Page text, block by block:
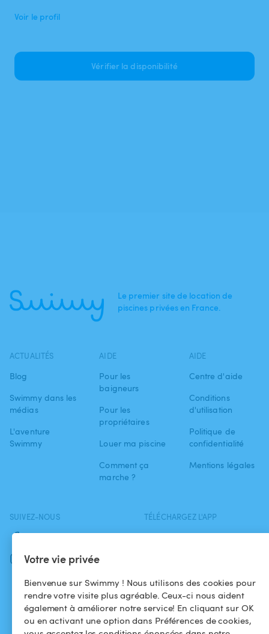
Votre vie privée
Bienvenue sur Swimmy ! Nous utilisons des cookies pour
rendre votre visite plus agréable. Ceux-ci nous aident
également à améliorer notre service! En cliquant sur OK
ou en activant une option dans Préférences de cookies,
Voir le profil
Vérifier la disponibilité
Le premier site de location de
piscines privées en France.
ACTUALITÉS
Blog
Swimmy dans les
médias
L'aventure
Swimmy
AIDE
Pour les
baigneurs
Pour les
propriétaires
Louer ma piscine
Comment ça
marche ?
AIDE
Centre d'aide
Conditions
d'utilisation
Politique de
confidentialité
Mentions légales
SUIVEZ-NOUS
Facebook
Instagram
TÉLÉCHARGEZ L'APP